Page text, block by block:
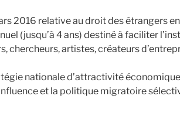
2016 relative au droit des étrangers
(jusqu’à 4 ans) destiné à faciliter
chercheurs, artistes, créateurs
nationale d’attractivité
et la politique migratoire